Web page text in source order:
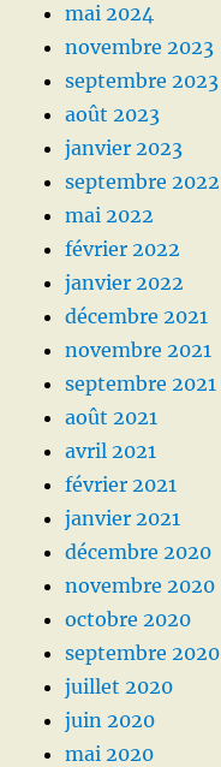
mai 2024
novembre 2023
septembre 2023
août 2023
janvier 2023
septembre 2022
mai 2022
février 2022
janvier 2022
décembre 2021
novembre 2021
septembre 2021
août 2021
avril 2021
février 2021
janvier 2021
décembre 2020
novembre 2020
octobre 2020
septembre 2020
juillet 2020
juin 2020
mai 2020